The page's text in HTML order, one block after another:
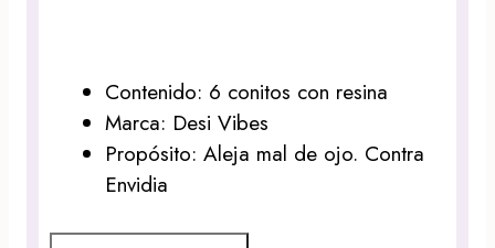
Contenido: 6 conitos con resina
Marca: Desi Vibes
Propósito: Aleja mal de ojo. Contra
Envidia